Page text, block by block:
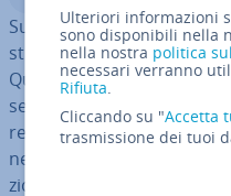
Su Linux, systemctl
stra­zio­ne del sistema init
Questo comando
servizi, le unità e le
rende uno strumento
ne del sistema. Dal
zio­ne degli stati del
Ulteriori informazioni
sono disponibili nella
nella nostra politica
necessari verranno
Rifiuta.
Cliccando su "Accetta
trasmissione dei tuoi